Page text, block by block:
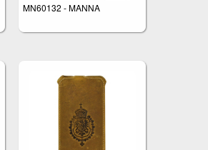
MN60132 - MANNA